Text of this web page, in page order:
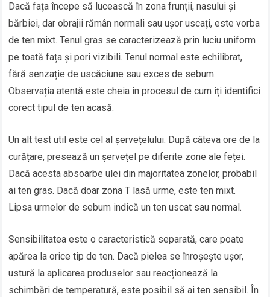
Dacă fața începe să lucească în zona frunții, nasului și
bărbiei, dar obrajii rămân normali sau ușor uscați, este vorba
de ten mixt. Tenul gras se caracterizează prin luciu uniform
pe toată fața și pori vizibili. Tenul normal este echilibrat,
fără senzație de uscăciune sau exces de sebum.
Observația atentă este cheia în procesul de cum îți identifici
corect tipul de ten acasă.
Un alt test util este cel al șervețelului. După câteva ore de la
curățare, presează un șervețel pe diferite zone ale feței.
Dacă acesta absoarbe ulei din majoritatea zonelor, probabil
ai ten gras. Dacă doar zona T lasă urme, este ten mixt.
Lipsa urmelor de sebum indică un ten uscat sau normal.
Sensibilitatea este o caracteristică separată, care poate
apărea la orice tip de ten. Dacă pielea se înroșește ușor,
ustură la aplicarea produselor sau reacționează la
schimbări de temperatură, este posibil să ai ten sensibil. În